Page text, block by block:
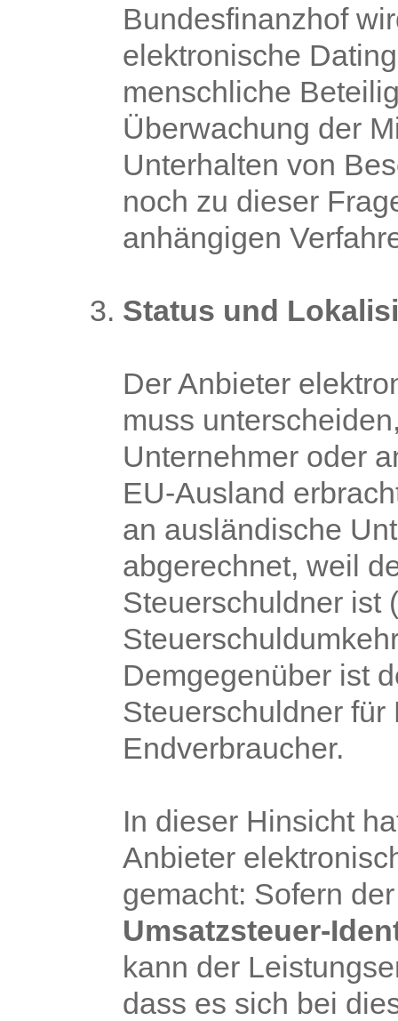
Bundesfinanzhof
elektronische
menschliche
Überwachung der
Unterhalten von
noch zu dieser
anhängigen
Status und
Der Anbieter
muss
Unternehmer oder
EU-Ausland
an ausländische
abgerechnet, weil
Steuerschuldner ist
Demgegenüber ist
Steuerschuldner für
Endverbraucher.
In dieser Hinsicht
Anbieter
gemacht: Sofern
Umsatzsteuer-
kann der
dass es sich bei